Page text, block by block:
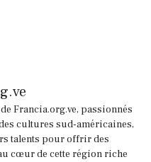
Francia.org.ve, passionnés
cultures sud-américaines,
talents pour offrir des
cœur de cette région riche